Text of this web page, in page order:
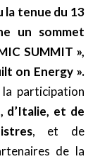
la tenue du 13
un sommet
SUMMIT »,
on Energy ».
participation
d’Italie, et de
, et de
de la